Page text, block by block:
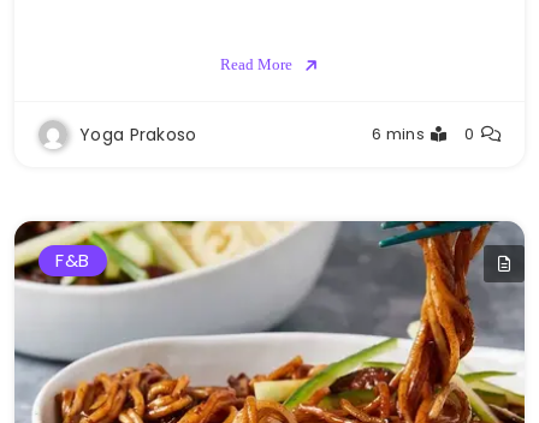
Read More
Yoga Prakoso 6 mins 0
F&b